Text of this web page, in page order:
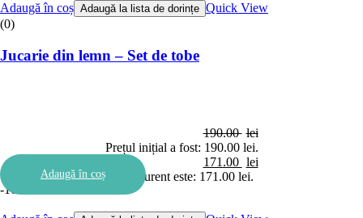
Adaugă în coș Adaugă la lista de dorințe Quick View
(0)
Jucarie din lemn – Set de tobe
190.00 lei
Prețul inițial a fost: 190.00 lei.
171.00 lei
Prețul curent este: 171.00 lei.
Adaugă în coș
-10%